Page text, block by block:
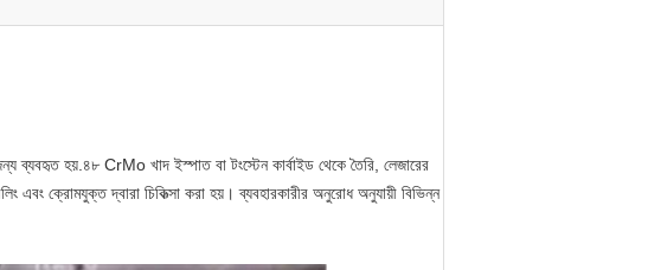
ব্যবহৃত হয়.৪৮ CrMo খাদ ইস্পাত বা টংস্টেন কার্বাইড থেকে তৈরি, লেজারের
ক্রোমযুক্ত দ্বারা চিকিত্সা করা হয়। ব্যবহারকারীর অনুরোধ অনুযায়ী বিভিন্ন